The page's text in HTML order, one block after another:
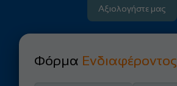
Αξιολογήστε μας
Φόρμα Ενδιαφέροντος